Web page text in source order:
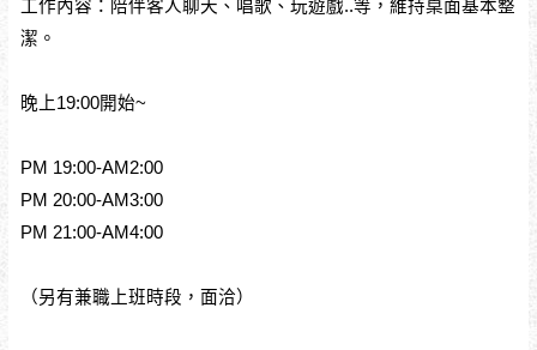
工作內容：陪伴客人聊天、唱歌、玩遊戲..等，維持桌面基本整
潔。
晚上19:00開始~
PM 19:00-AM2:00
PM 20:00-AM3:00
PM 21:00-AM4:00
（另有兼職上班時段，面洽）